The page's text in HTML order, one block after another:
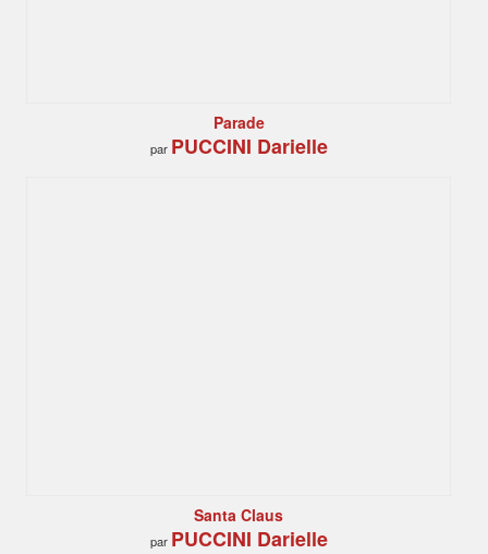
Parade
par PUCCINI Darielle
Santa Claus
par PUCCINI Darielle